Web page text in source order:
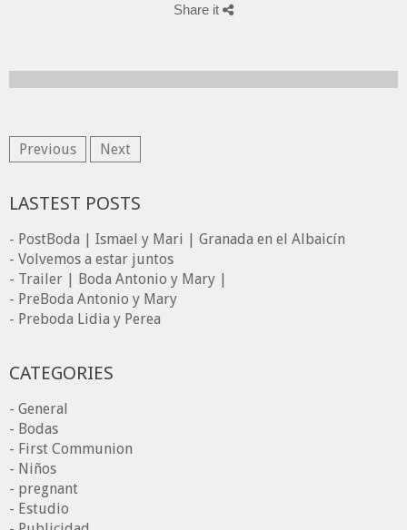
Share it
Previous Next
LASTEST POSTS
- PostBoda | Ismael y Mari | Granada en el Albaicín
- Volvemos a estar juntos
- Trailer | Boda Antonio y Mary |
- PreBoda Antonio y Mary
- Preboda Lidia y Perea
CATEGORIES
- General
- Bodas
- First Communion
- Niños
- pregnant
- Estudio